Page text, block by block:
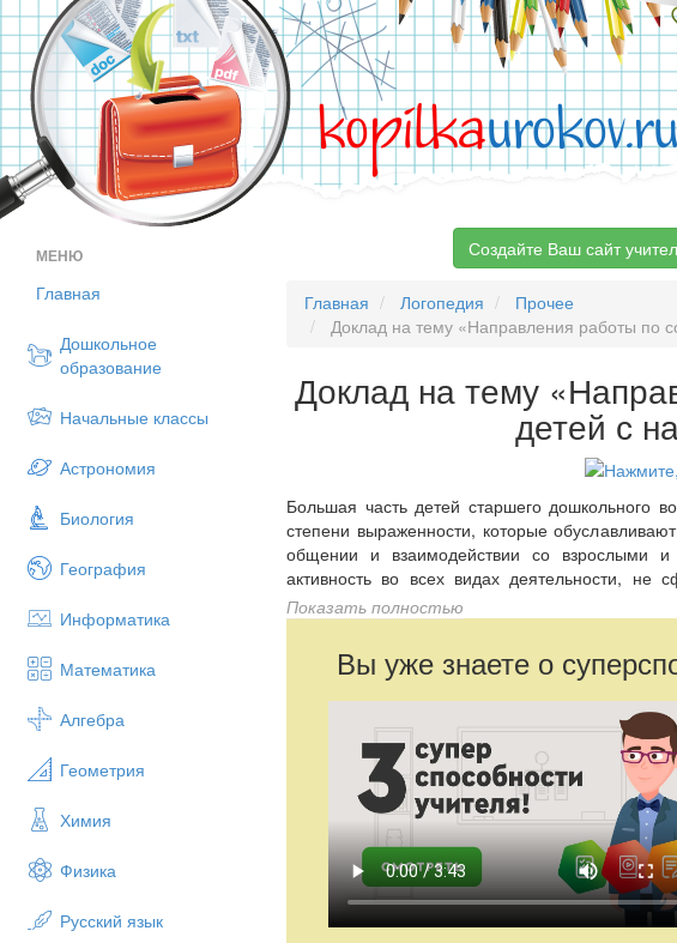
kopilka
МЕНЮ
Главная
Дошкольное
образование
Начальные классы
Астрономия
Биология
География
Информатика
Математика
Алгебра
Геометрия
Химия
Физика
Русский язык
Создайте Ваш сайт
Главная Логопедия
Прочее
Доклад на тему «Направления работы по
Доклад на тему
детей с
Большая часть детей старшего дошкольного
степени выраженности, которые
общении и взаимодействии со взрослыми
активность во всех видах деятельности, не
общения с окружающими значительно
деятельности.
Основной целью логопедической работы
позитивной социализации ребёнка, его
Показать полностью
Вы уже знаете о